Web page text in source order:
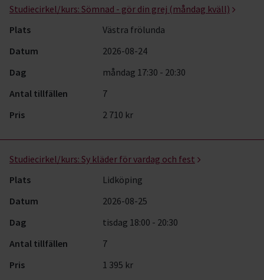
Studiecirkel/kurs: Sömnad - gör din grej (måndag kväll)
Plats
Västra frölunda
Datum
2026-08-24
Dag
måndag 17:30 - 20:30
Antal tillfällen
7
Pris
2 710 kr
Studiecirkel/kurs: Sy kläder för vardag och fest
Plats
Lidköping
Datum
2026-08-25
Dag
tisdag 18:00 - 20:30
Antal tillfällen
7
Pris
1 395 kr